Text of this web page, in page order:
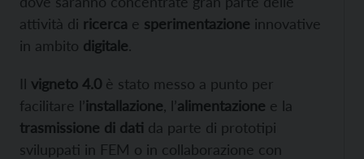
attività di ricerca e sperimentazione innovative
in ambito digitale.
Il vigneto 4.0 è stato messo a punto per
facilitare l’installazione , l’alimentazione e la
trasmissione di dati da parte di prototipi
sviluppati in FEM o in collaborazione con